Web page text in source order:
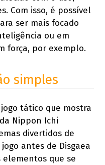
Com isso, é possível
ser mais focado
ou em
força, por exemplo.
simples
tático que mostra
Nippon Ichi
divertidos de
antes de Disgaea
elementos que se